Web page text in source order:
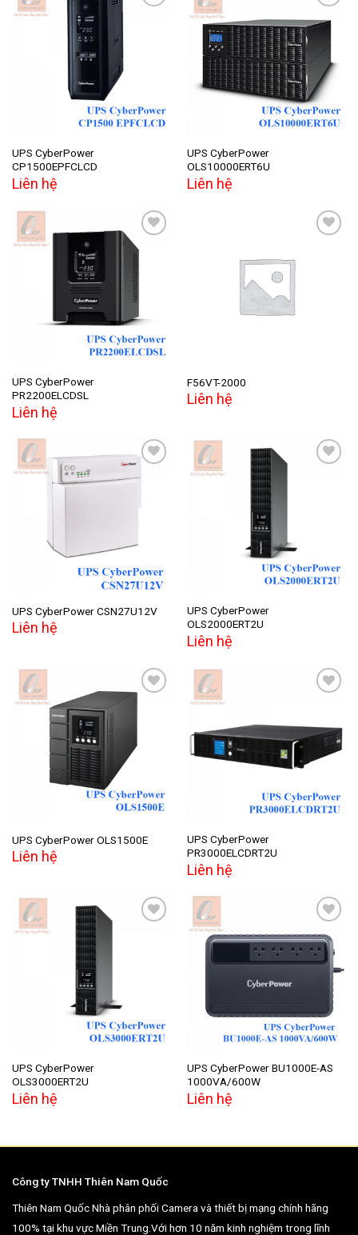
UPS CyberPower
CP1500EPFCLCD
Liên hệ
Add to
wishlist
UPS CyberPower
OLS10000ERT6U
Liên hệ
Add to
wishlist
UPS CyberPower
PR2200ELCDSL
Liên hệ
F56VT-2000
Liên hệ
UPS CyberPower CSN27U12V
Liên hệ
UPS CyberPower
OLS2000ERT2U
Liên hệ
wishlist
UPS CyberPower OLS1500E
Liên hệ
Add to
wishlist
UPS CyberPower
PR3000ELCDRT2U
Liên hệ
UPS CyberPower
OLS3000ERT2U
Liên hệ
Add to
wishlist
UPS CyberPower BU1000E-AS
1000VA/600W
Liên hệ
Công ty TNHH Thiên Nam Quốc
Thiên Nam Quốc Nhà phân phối Camera và thiết bị mạng chính hãng
100% tại khu vực Miền Trung.Với hơn 10 năm kinh nghiệm trong lĩnh